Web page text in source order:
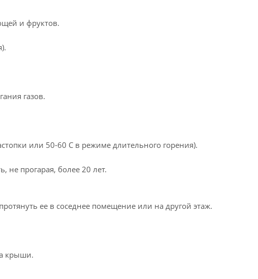
и фруктов.
газов.
или 50-60 С в режиме длительного горения).
не прогарая, более 20 лет.
ее в соседнее помещение или на другой этаж.
крыши.